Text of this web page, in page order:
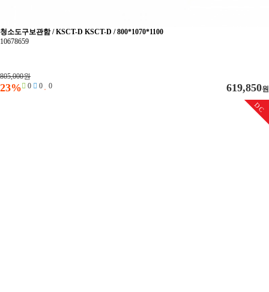
청소도구보관함 / KSCT-D KSCT-D / 800*1070*1100
10678659
805,000원
23% 619,850원
0 0 0
DC